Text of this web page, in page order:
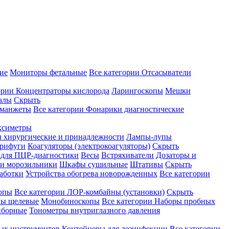
Мониторы фетальные Все категории Отсасыватели
Концентраторы кислорода Ларингоскопы Мешки
Скрыть
Все категории Фонарики диагностические
хирургические и принадлежности Лампы-лупы
Коагуляторы (электрокоагуляторы) Скрыть
ПЦР-диагностики Весы Встряхиватели Дозаторы и
морозильники Шкафы сушильные Штативы Скрыть
Устройства обогрева новорожденных Все категории
Все категории ЛОР-комбайны (установки) Скрыть
щелевые Монобиноскопы Все категории Наборы пробных
Тонометры внутриглазного давления